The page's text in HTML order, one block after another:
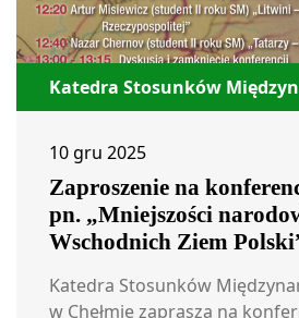
Katedra Stosunków
10 gru 2025
Zaproszenie na
pn. „Mniejszości
Wschodnich Ziem
Katedra Stosunków
w Chełmie zaprasza na